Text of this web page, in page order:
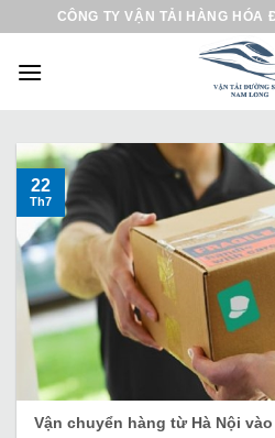
CÔNG TY VẬN TẢI HÀNG HÓA
Vận chuyển hàng từ Hà Nội
22
Th7